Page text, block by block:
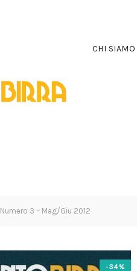
CHI SIAMO
Numero 3 – Mag/Giu 2012
-34%